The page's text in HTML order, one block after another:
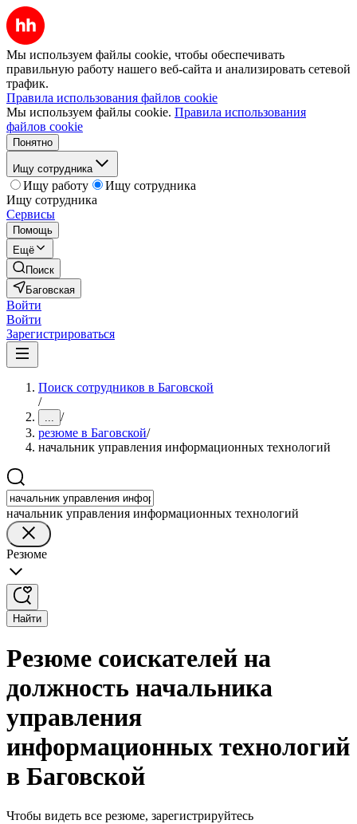
Мы используем файлы cookie, чтобы обеспечивать
правильную работу нашего веб-сайта и анализировать сетевой
трафик.
Правила использования файлов cookie
Мы используем файлы cookie. Правила использования
файлов cookie
Понятно
Ищу сотрудника
Ищу работу
Ищу сотрудника
Ищу сотрудника
Сервисы
Помощь
Ещё
Поиск
Баговская
Войти
Войти
Зарегистрироваться
Поиск сотрудников в Баговской
/
... /
резюме в Баговской/
начальник управления информационных технологий
начальник управления информационных технологий
Резюме
Найти
Резюме соискателей на
должность начальника
управления
информационных технологий
в Баговской
Чтобы видеть все резюме, зарегистрируйтесь